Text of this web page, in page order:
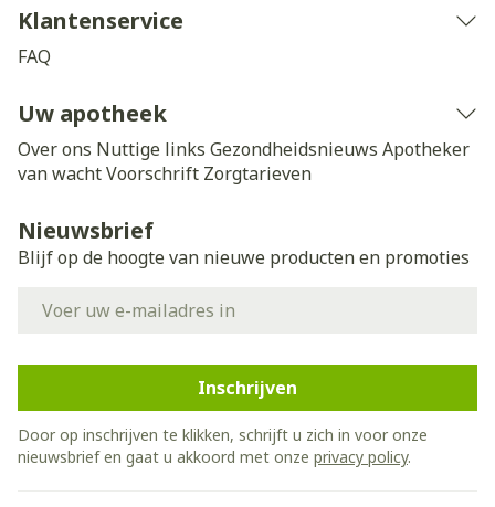
Klantenservice
FAQ
Uw apotheek
Over ons Nuttige links Gezondheidsnieuws Apotheker
van wachtVoorschrift Zorgtarieven
Nieuwsbrief
Blijf op de hoogte van nieuwe producten en promoties
Inschrijven
Door op inschrijven te klikken, schrijft u zich in voor onze
nieuwsbrief en gaat u akkoord met onze privacy policy.